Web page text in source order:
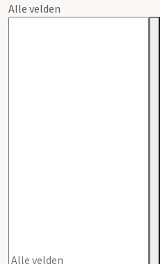
Alle velden